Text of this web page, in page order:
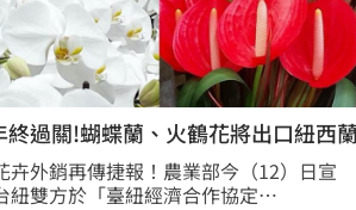
大校長續任秒出國選校長！高為元道
歌謠大戰驚見放送事故！3主持人
次影像被打臉 伊朗新最高領袖傳病
片曝光！台中囂張男揮刀還尿在警身
終過關!蝴蝶蘭、火鶴花將出口紐西蘭
卉外銷再傳捷報！農業部今（12）日宣
紐雙方於「臺紐經濟合作協定